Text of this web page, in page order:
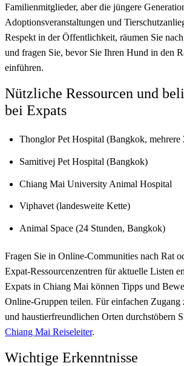
Familienmitglieder, aber die jüngere
Adoptionsveranstaltungen und
Respekt in der Öffentlichkeit, räumen Sie
und fragen Sie, bevor Sie Ihren Hund in den
einführen.
Nützliche Ressourcen und
bei Expats
Thonglor Pet Hospital (Bangkok, mehrere
Samitivej Pet Hospital (Bangkok)
Chiang Mai University Animal Hospital
Viphavet (landesweite Kette)
Animal Space (24 Stunden, Bangkok)
Fragen Sie in Online-Communities nach Rat
Expat-Ressourcenzentren für aktuelle Listen
Expats in Chiang Mai können Tipps und
Online-Gruppen teilen. Für einfachen
und haustierfreundlichen Orten durchstöbern
Chiang Mai Reiseleiter.
Wichtige Erkenntnisse